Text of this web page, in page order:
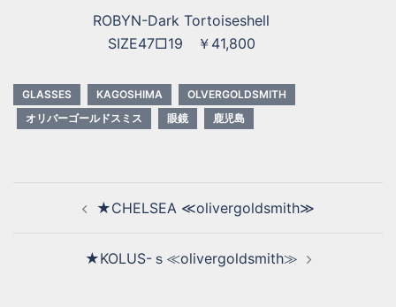
ROBYN-Dark Tortoiseshell
SIZE47□19 ￥41,800
GLASSES KAGOSHIMA
OLVERGOLDSMITH
オリバーゴールドスミス
眼鏡 鹿児島
★CHELSEA ≪olivergoldsmith≫
★KOLUS-ｓ≪olivergoldsmith≫